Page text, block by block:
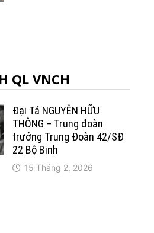
QL VNCH
Đại Tá NGUYỄN HỮU
THÔNG – Trung đoàn
trưởng Trung Ðoàn 42/SÐ
22 Bộ Binh
15 Tháng 2, 2026